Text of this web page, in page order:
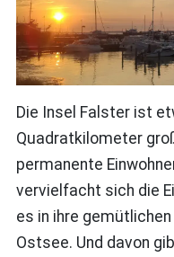
Die Insel Falster ist
Quadratkilometer
permanente
vervielfacht sich die
es in ihre
Ostsee. Und davon